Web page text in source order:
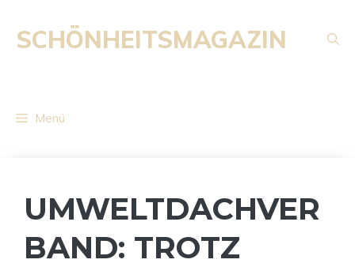
Inhalt
springen
SCHÖNHEITSMAGAZIN
Menü
UMWELTDACHVER
BAND: TROTZ